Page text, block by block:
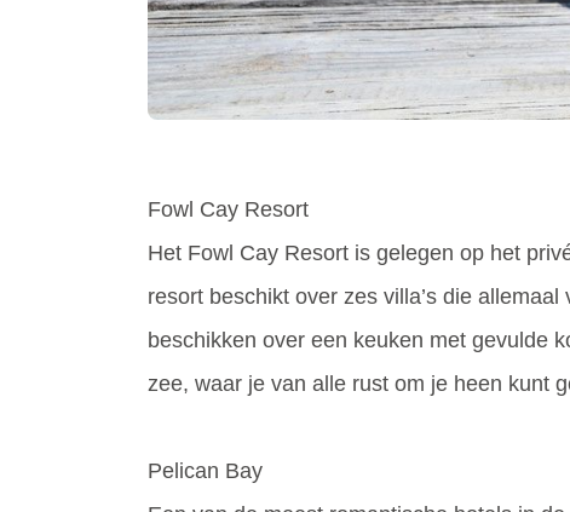
Fowl Cay Resort
Het Fowl Cay Resort is gelegen op het
resort beschikt over zes villa’s die
beschikken over een keuken met gevulde
zee, waar je van alle rust om je heen kunt
Pelican Bay